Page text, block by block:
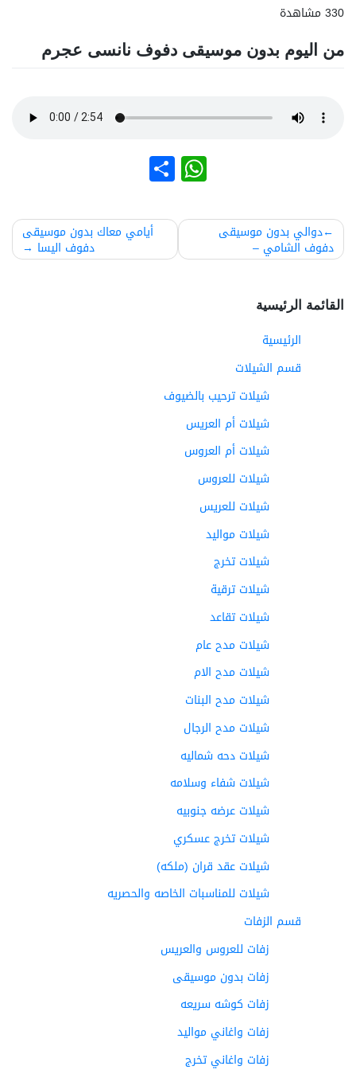
330 مشاهدة
من اليوم بدون موسيقى دفوف نانسى عجرم
WhatsApp
نشر
تصفّح
المقالات
دوالي بدون موسيقى
دفوف الشامي –
أيامي معاك بدون موسيقى
دفوف اليسا
القائمة الرئيسية
الرئيسية
قسم الشيلات
شيلات ترحيب بالضيوف
شيلات أم العريس
شيلات أم العروس
شيلات للعروس
شيلات للعريس
شيلات مواليد
شيلات تخرج
شيلات ترقية
شيلات تقاعد
شيلات مدح عام
شيلات مدح الام
شيلات مدح البنات
شيلات مدح الرجال
شيلات دحه شماليه
شيلات شفاء وسلامه
شيلات عرضه جنوبيه
شيلات تخرج عسكري
شيلات عقد قران (ملكه)
شيلات للمناسبات الخاصه والحصريه
قسم الزفات
زفات للعروس والعريس
زفات بدون موسيقى
زفات كوشه سريعه
زفات واغاني مواليد
زفات واغاني تخرج